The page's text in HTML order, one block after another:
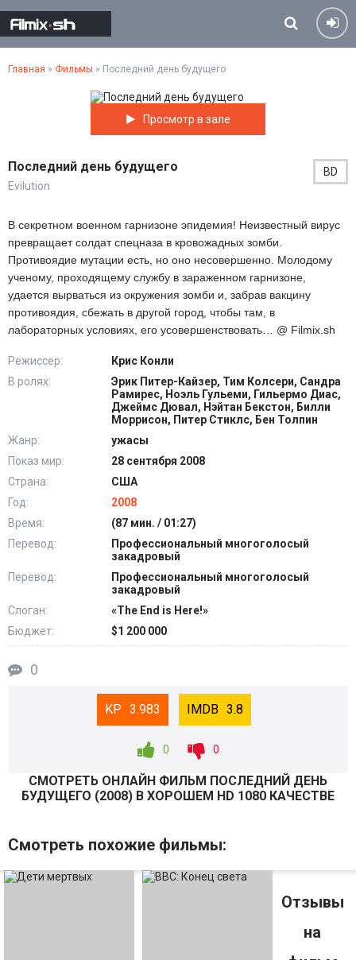
Главная » Фильмы » Последний день будущего
Просмотр в зале
Последний день будущего
Evilution
BD
В секретном военном гарнизоне эпидемия! Неизвестный вирус
превращает солдат спецназа в кровожадных зомби.
Противоядие мутации есть, но оно несовершенно. Молодому
ученому, проходящему службу в зараженном гарнизоне,
удается вырваться из окружения зомби и, забрав вакцину
противоядия, сбежать в другой город, чтобы там, в
лабораторных условиях, его усовершенствовать… @ Filmix.sh
Режиссер:
Крис Конли
В ролях:
Эрик Питер-Кайзер, Тим Колсери, Сандра
Рамирес, Ноэль Гульеми, Гильермо Диас,
Джеймс Дювал, Нэйтан Бекстон, Билли
Моррисон, Питер Стиклс, Бен Толпин
Жанр:
ужасы
Показ мир:
28 сентября 2008
Страна:
США
Год:
2008
Время:
(87 мин. / 01:27)
Перевод:
Профессиональный многоголосый
закадровый
Перевод:
Профессиональный многоголосый
закадровый
Слоган:
«The End is Here!»
Бюджет:
$1 200 000
0
3.983 3.8
0 0
СМОТРEТЬ ОНЛАЙН ФИЛЬМ ПОСЛЕДНИЙ ДЕНЬ
БУДУЩЕГО (2008) В ХОРОШЕМ HD 1080 КАЧЕСТВЕ
Смотрeть похожие фильмы:
Отзывы
на